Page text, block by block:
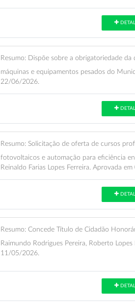
Resumo: Dispõe sobre a obrigatoriedade
máquinas e equipamentos pesados do
22/06/2026.
Resumo: Solicitação de oferta de cursos
fotovoltaicos e automação para eficiência
Reinaldo Farias Lopes Ferreira. Aprovada
Resumo: Concede Título de Cidadão
Raimundo Rodrigues Pereira, Roberto
11/05/2026.